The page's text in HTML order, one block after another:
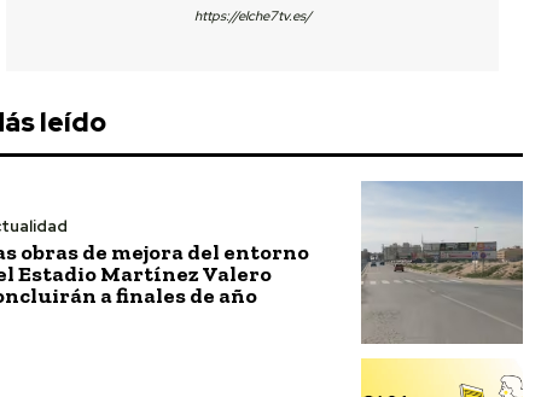
https://elche7tv.es/
leído
obras de mejora del entorno
Estadio Martínez Valero
a finales de año